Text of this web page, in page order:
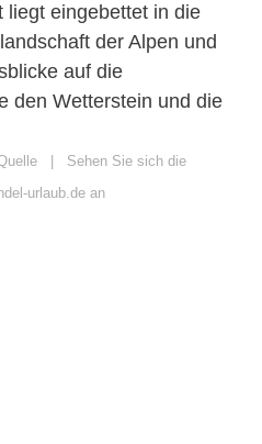
liegt eingebettet in die
der Alpen und
auf die
den Wetterstein und die
Sehen Sie sich die
urlaub.de an